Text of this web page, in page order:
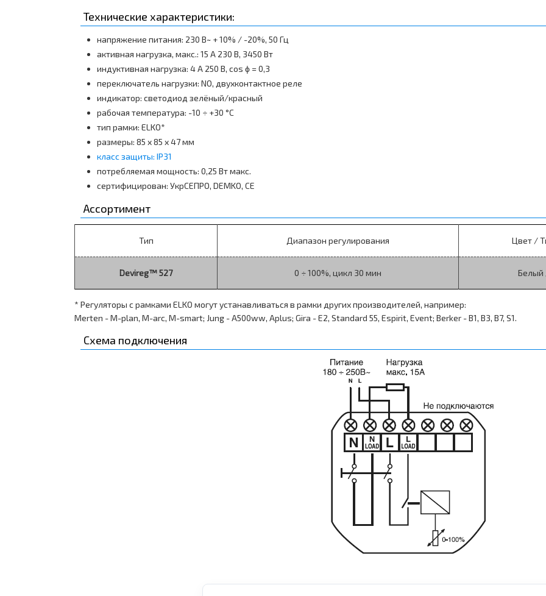
Технические характеристики:
напряжение питания: 230 B~ + 10% / -20%, 50 Гц
активная нагрузка, макс.: 15 А 230 В, 3450 Вт
индуктивная нагрузка: 4 А 250 В, cos ϕ = 0,3
переключатель нагрузки: NO, двухконтактное реле
индикатор: светодиод зелёный/красный
рабочая температура: -10 ÷ +30 °C
тип рамки: ELKO*
размеры: 85 х 85 х 47 мм
класс защиты: IP31
потребляемая мощность: 0,25 Вт макс.
сертифицирован: УкрСЕПРО, DEMKO, CE
Ассортимент
Тип Диапазон регулирования Цвет /
Devireg™ 527 0 ÷ 100%, цикл 30 мин Белый
* Регуляторы с рамками ELKO могут устанавливаться в рамки других производителей, например:
Merten - M-plan, M-arc, M-smart; Jung - A500ww, Aplus; Gira - E2, Standard 55, Espirit, Event; Berker - B1, B3, B7, S1.
Схема подключения